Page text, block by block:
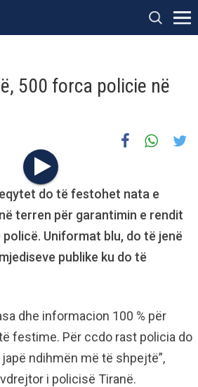
500 forca policie në
do të festohet nata e
terren për garantimin e rendit
Uniformat blu, do të jenë
publike ku do të
dhe informacion 100 % për
festime. Për ccdo rast policia do
ndihmën më të shpejtë”,
i policisë Tiranë.